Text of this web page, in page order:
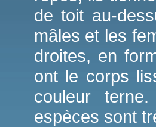
de toit au-
mâles et les
droites, en
ont le corps
couleur
espèces sont